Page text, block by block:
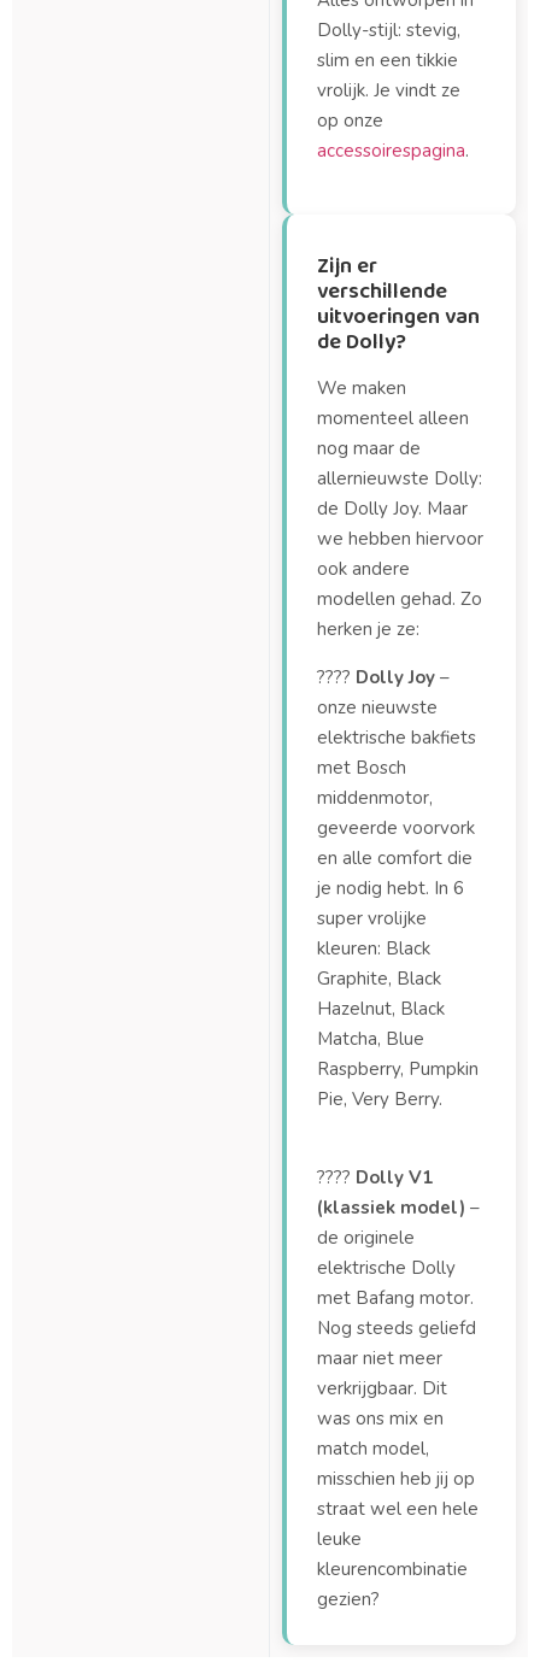
Dolly-stijl: stevig,
slim en een tikkie
vrolijk. Je vindt ze
op onze
accessoirespagina.
Zijn er
verschillende
uitvoeringen van
de Dolly?
We maken
momenteel alleen
nog maar de
allernieuwste Dolly:
de Dolly Joy. Maar
we hebben hiervoor
ook andere
modellen gehad. Zo
herken je ze:
???? Dolly Joy –
onze nieuwste
elektrische bakfiets
met Bosch
middenmotor,
geveerde voorvork
en alle comfort die
je nodig hebt. In 6
super vrolijke
kleuren: Black
Graphite, Black
Hazelnut, Black
Matcha, Blue
Raspberry, Pumpkin
Pie, Very Berry.
???? Dolly V1
(klassiek model) –
de originele
elektrische Dolly
met Bafang motor.
Nog steeds geliefd
maar niet meer
verkrijgbaar. Dit
was ons mix en
match model,
misschien heb jij op
straat wel een hele
leuke
kleurencombinatie
gezien?